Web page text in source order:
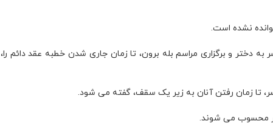
نشده است.
دختر و برگزاری مراسم بله برون، تا زمان جاری شدن خطبه عقد دائم را،
تا زمان رفتن آنان به زیر یک سقف، گفته می‌ شود.
محسوب می شوند.